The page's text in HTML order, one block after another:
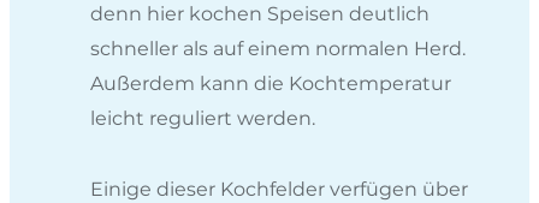
denn hier kochen Speisen deutlich
schneller als auf einem normalen Herd.
Außerdem kann die Kochtemperatur
leicht reguliert werden.
Einige dieser Kochfelder verfügen über